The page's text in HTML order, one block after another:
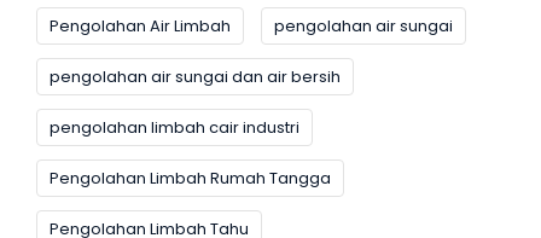
Pengolahan Air Limbah pengolahan air sungai
pengolahan air sungai dan air bersih
pengolahan limbah cair industri
Pengolahan Limbah Rumah Tangga
Pengolahan Limbah Tahu